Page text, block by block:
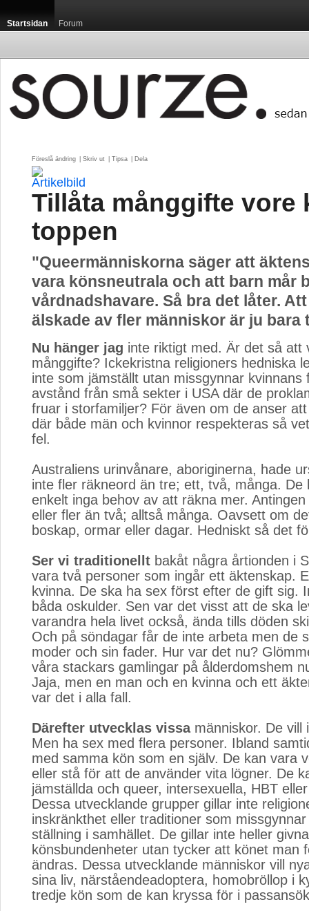
Startsidan Forum
Föreslå ändring Skriv ut Tipsa Dela
Tillåta månggifte vore
toppen
"Queermänniskorna säger att
vara könsneutrala och att barn mår
vårdnadshavare. Så bra det låter.
älskade av fler människor är ju bara
Nu hänger jag inte riktigt med. Är det så att
månggifte? Ickekristna religioners hedniska
inte som jämställt utan missgynnar kvinnans
avstånd från små sekter i USA där de
fruar i storfamiljer? För även om de anser
där både män och kvinnor respekteras så
fel.
Australiens urinvånare, aboriginerna, hade
inte fler räkneord än tre; ett, två, många. De
enkelt inga behov av att räkna mer.
eller fler än två; alltså många. Oavsett om
boskap, ormar eller dagar. Hedniskt så det
Ser vi traditionellt bakåt några årtionden i
vara två personer som ingår ett äktenskap.
kvinna. De ska ha sex först efter de gift sig.
båda oskulder. Sen var det visst att de ska
varandra hela livet också, ända tills döden
Och på söndagar får de inte arbeta men de
moder och sin fader. Hur var det nu?
våra stackars gamlingar på ålderdomshem
Jaja, men en man och en kvinna och ett
var det i alla fall.
Därefter utvecklas vissamänniskor. De vill
Men ha sex med flera personer. Ibland
med samma kön som en själv. De kan vara
eller stå för att de använder vita lögner. De
jämställda och queer, intersexuella, HBT
Dessa utvecklande grupper gillar inte
inskränkthet eller traditioner som
ställning i samhället. De gillar inte heller givna
könsbundenheter utan tycker att könet man
ändras. Dessa utvecklande människor vill
sina liv, närståendeadoptera, homobröllop i
tredje kön som de kan kryssa för i